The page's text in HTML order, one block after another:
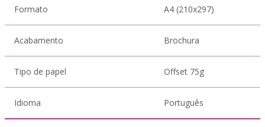
Formato A4 (210x297)
Acabamento Brochura
Tipo de papel Offset 75g
Idioma Português